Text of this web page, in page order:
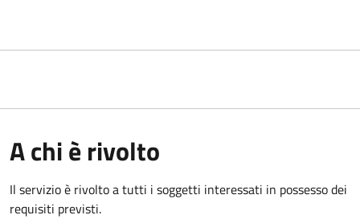
A chi è rivolto
Il servizio è rivolto a tutti i soggetti interessati in possesso dei
requisiti previsti.